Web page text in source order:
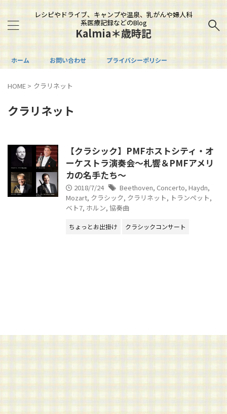
レシピやドライブ、キャンプや温泉、乳がんや婦人科
系医療記録などのBlog
Kalmia＊歳時記
ホーム お問い合わせ プライバシーポリシー
HOME > クラリネット
クラリネット
【クラシック】PMFホストシティ・オ
ーケストラ演奏会～札響＆PMFアメリ
カの名手たち～
2018/7/24 Beethoven, Concerto, Haydn,
Mozart, クラシック, クラリネット, トランペット,
ベト7, ホルン, 協奏曲
ちょっとお出掛け クラシックコンサート